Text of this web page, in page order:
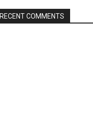
RECENT COMMENTS